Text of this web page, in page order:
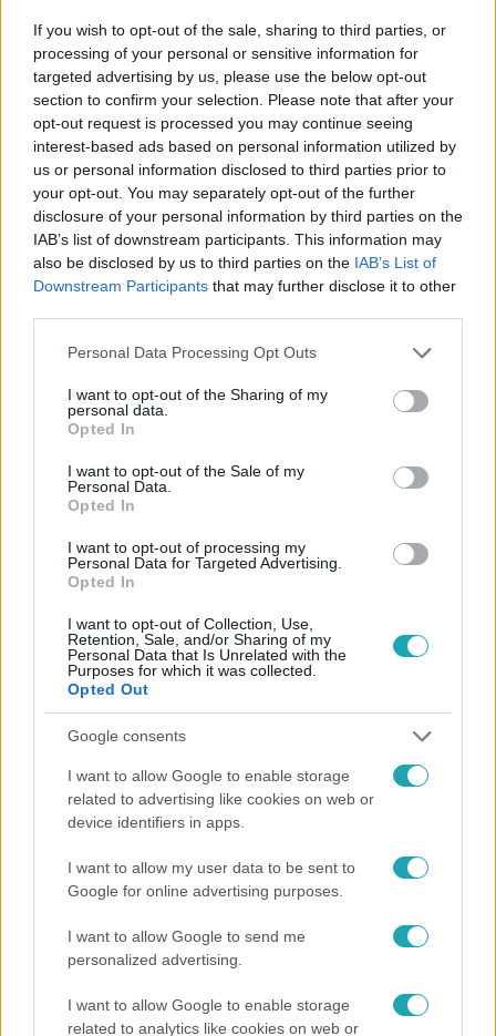
If you wish to opt-out of the sale, sharing to third parties, or
processing of your personal or sensitive information for
targeted advertising by us, please use the below opt-out
section to confirm your selection. Please note that after your
opt-out request is processed you may continue seeing
interest-based ads based on personal information utilized by
us or personal information disclosed to third parties prior to
your opt-out. You may separately opt-out of the further
disclosure of your personal information by third parties on the
IAB’s list of downstream participants. This information may
also be disclosed by us to third parties on the IAB’s List of
Downstream Participants that may further disclose it to other
Please note that this website/app uses one or more Google
not limited to your visit or usage behaviour. You may click to
grant or deny consent to Google and its third-party tags to
use your data for below specified purposes in below Google
consent section.
Personal Data Processing Opt Outs
I want to opt-out of the Sharing of my
personal data.
Opted In
I want to opt-out of the Sale of my
Personal Data.
Opted In
I want to opt-out of processing my
Personal Data for Targeted Advertising.
Opted In
I want to opt-out of Collection, Use,
Retention, Sale, and/or Sharing of my
Personal Data that Is Unrelated with the
Purposes for which it was collected.
Opted Out
Google consents
I want to allow Google to enable storage
related to advertising like cookies on web or
device identifiers in apps.
I want to allow my user data to be sent to
Google for online advertising purposes.
I want to allow Google to send me
personalized advertising.
I want to allow Google to enable storage
related to analytics like cookies on web or
Kövess minket, és értesülj a friss hírekről a
Facebookon is!
Követem
EXEK CSATÁJA #KAMARÁS NORBI ÖSSZEFOGLALÓ
KIRÁLY PETI
FENYVESI BARNA #HALASTYÁK FANNI
BALÁZS MERCÉDESZ
BULVÁR EXEK CSATÁJA 2025
Népszerű